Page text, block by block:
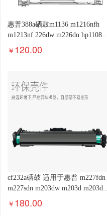
惠普388a硒鼓m1136 m1216nfh
m1213nf 226dw m226dn hp1108
p1106 1007 1008
￥ 120.00
cf232a硒鼓 适用于惠普 m227fdn
m227sdn m203dw m203d m203dn
不含粉盒
￥ 180.00